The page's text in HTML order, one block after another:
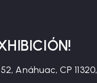
Anáhuac, CP 11320,